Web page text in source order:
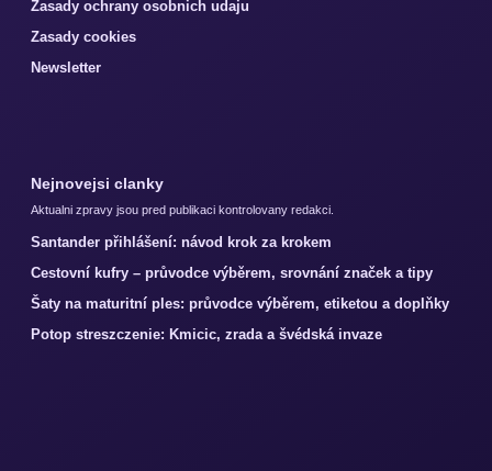
Zasady ochrany osobnich udaju
Zasady cookies
Newsletter
Nejnovejsi clanky
Aktualni zpravy jsou pred publikaci kontrolovany redakci.
Santander přihlášení: návod krok za krokem
Cestovní kufry – průvodce výběrem, srovnání značek a tipy
Šaty na maturitní ples: průvodce výběrem, etiketou a doplňky
Potop streszczenie: Kmicic, zrada a švédská invaze